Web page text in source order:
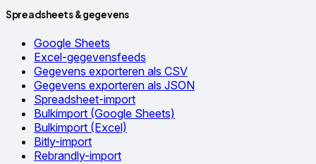
Spreadsheets & gegevens
Google Sheets
Excel-gegevensfeeds
Gegevens exporteren als CSV
Gegevens exporteren als JSON
Spreadsheet-import
Bulkimport (Google Sheets)
Bulkimport (Excel)
Bitly-import
Rebrandly-import